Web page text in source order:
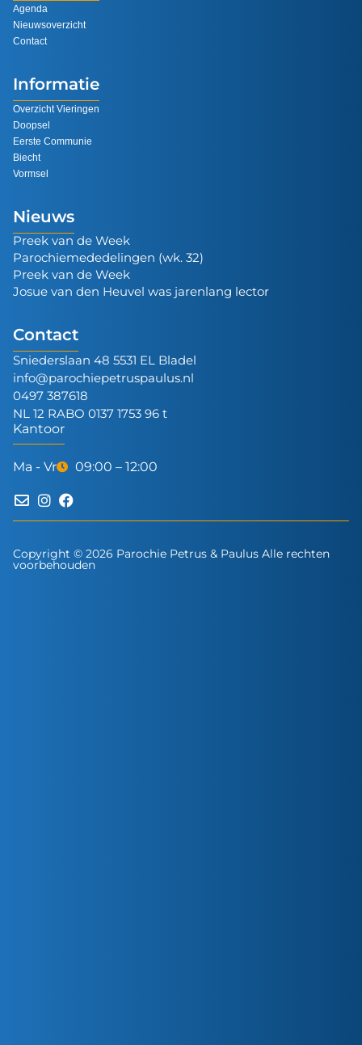
Agenda
Nieuwsoverzicht
Contact
Informatie
Overzicht Vieringen
Doopsel
Eerste Communie
Biecht
Vormsel
Nieuws
Preek van de Week
Parochiemededelingen (wk. 32)
Preek van de Week
Josue van den Heuvel was jarenlang lector
Contact
Sniederslaan 48 5531 EL Bladel
info@parochiepetruspaulus.nl
0497 387618
NL 12 RABO 0137 1753 96 t
Kantoor
Ma - Vr 09:00 – 12:00
Copyright © 2026 Parochie Petrus & Paulus Alle rechten
voorbehouden